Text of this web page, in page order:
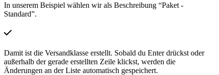
In unserem Beispiel wählen wir als Beschreibung “Paket -
Standard”.
Damit ist die Versandklasse erstellt. Sobald du Enter drückst oder
außerhalb der gerade erstellten Zeile klickst, werden die
Änderungen an der Liste automatisch gespeichert.